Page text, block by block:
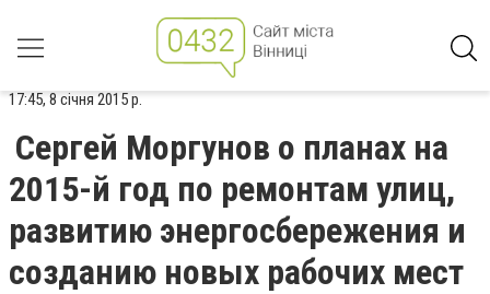
17:45, 8 січня 2015 р.
Сергей Моргунов о планах на
2015-й год по ремонтам улиц,
развитию энергосбережения и
созданию новых рабочих мест